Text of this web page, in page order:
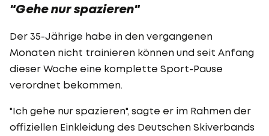
"Gehe nur spazieren"
Der 35-Jährige habe in den vergangenen
Monaten nicht trainieren können und seit Anfang
dieser Woche eine komplette Sport-Pause
verordnet bekommen.
"Ich gehe nur spazieren", sagte er im Rahmen der
offiziellen Einkleidung des Deutschen Skiverbands